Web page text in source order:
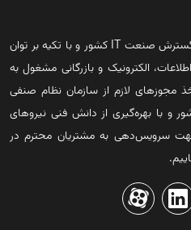
شرکت ستاک فناوری ویرا در راستای گسترش صنعت IT کشور و با تکیه بر توان
الکترونیک و بازرگانی مشغول به
مجوزهای لازم از سازمان نظام صنفی
و با بهره‌گیری از دانش فنی نیروهای
سرویس‌دهی به مشتریان محترم در